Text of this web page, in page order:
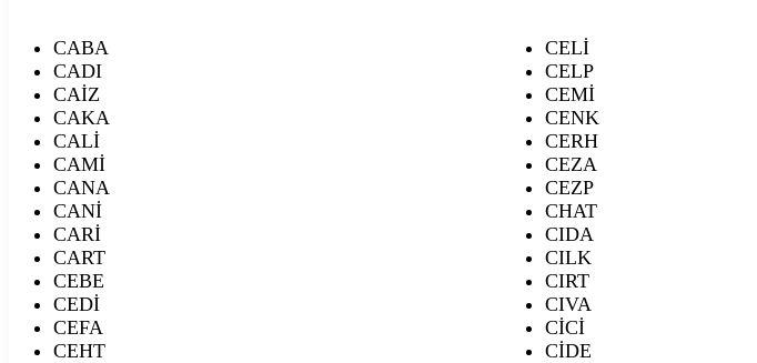
CABA
CADI
CAİZ
CAKA
CALİ
CAMİ
CANA
CANİ
CARİ
CART
CEBE
CEDİ
CEFA
CEHT
CELİ
CELP
CEMİ
CENK
CERH
CEZA
CEZP
CHAT
CIDA
CILK
CIRT
CIVA
CİCİ
CİDE